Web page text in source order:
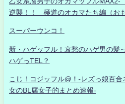
逆襲！！ 極道のオカマたち編（お
スーパーウンコ！
新・ハゲッフル！哀愁のハゲ男の髪
ハゲっTEL？
こじ！コジッフル@！-レズっ娘百
女のBL腐女子的まとめ速報-